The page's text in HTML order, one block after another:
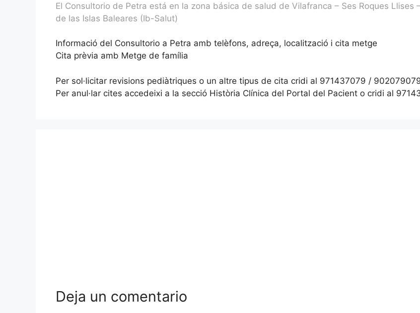
El Consultorio de Petra está en la zona básica de salud de Vilafranca – Ses Roques Llises
de las Islas Baleares (Ib-Salut)
Informació del Consultorio a Petra amb telèfons, adreça, localització i cita metge
Cita prèvia amb Metge de família
Per sol·licitar revisions pediàtriques o un altre tipus de cita cridi al 971437079 /
Per anul·lar cites accedeixi a la secció Història Clínica del Portal del Pacient o cridi al
Deja un comentario